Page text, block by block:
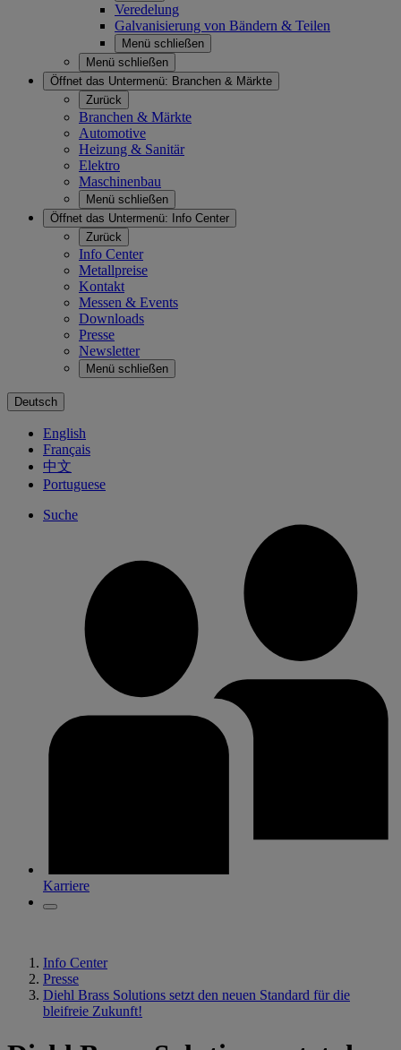
Veredelung
Galvanisierung von Bändern & Teilen
Menü schließen
Menü schließen
Öffnet das Untermenü: Branchen & Märkte
Zurück
Branchen & Märkte
Automotive
Heizung & Sanitär
Elektro
Maschinenbau
Menü schließen
Öffnet das Untermenü:
Info Center
Zurück
Info Center
Metallpreise
Kontakt
Messen & Events
Downloads
Presse
Newsletter
Menü schließen
Deutsch
English
Français
中文
Portuguese
Suche
Karriere
Info Center
Presse
Diehl Brass Solutions setzt den neuen Standard für die
bleifreie Zukunft!